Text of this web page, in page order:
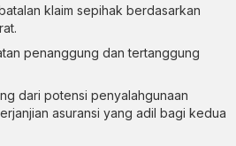
klaim sepihak berdasarkan
penanggung dan tertanggung
dari potensi penyalahgunaan
asuransi yang adil bagi kedua